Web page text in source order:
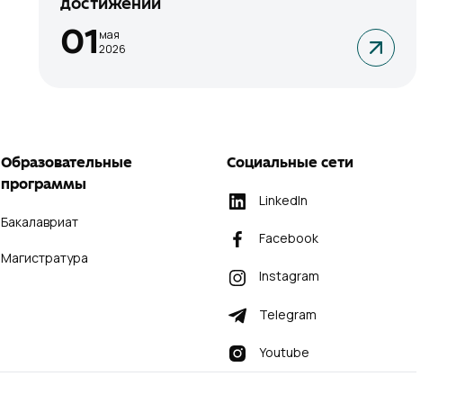
достижений
01 мая
2026
Образовательные
программы
Бакалавриат
Магистратура
Социальные сети
LinkedIn
Facebook
Instagram
Telegram
Youtube